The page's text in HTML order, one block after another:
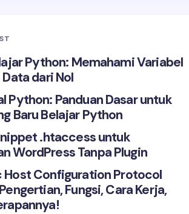
Python: Memahami Variabel
dari Nol
Python: Panduan Dasar untuk
Baru Belajar Python
.htaccess untuk
WordPress Tanpa Plugin
Host Configuration Protocol
Fungsi, Cara Kerja,